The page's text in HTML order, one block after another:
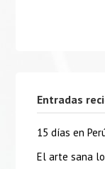
Entradas
15 días en
El arte sana